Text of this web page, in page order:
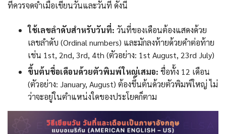
ที่ควรจดจำเมื่อเขียนวันและวันที่ ดังนี้
ใช้เลขลำดับสำหรับวันที่: วันที่ของเดือนต้องแสดงด้วย
เลขลำดับ (Ordinal numbers) และมักลงท้ายด้วยคำต่อท้าย
เช่น 1st, 2nd, 3rd, 4th (ตัวอย่าง: 1st August, 23rd July)
ขึ้นต้นชื่อเดือนด้วยตัวพิมพ์ใหญ่เสมอ: ชื่อทั้ง 12 เดือน
(ตัวอย่าง: January, August) ต้องขึ้นต้นด้วยตัวพิมพ์ใหญ่ ไม่
ว่าจะอยู่ในตำแหน่งใดของประโยคก็ตาม